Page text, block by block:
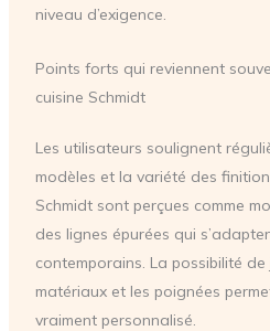
niveau d’exigence.
Points forts qui reviennent
cuisine Schmidt
Les utilisateurs soulignent
modèles et la variété des
Schmidt sont perçues comme
des lignes épurées qui
contemporains. La possibilité
matériaux et les poignées
vraiment personnalisé.